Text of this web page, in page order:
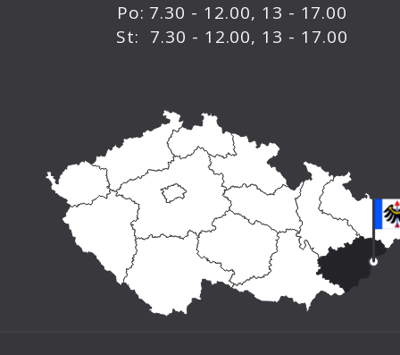
Po: 7.30 - 12.00, 13 - 17.00
St: 7.30 - 12.00, 13 - 17.00